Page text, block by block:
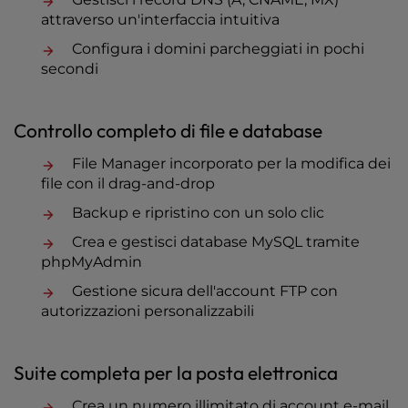
attraverso un'interfaccia intuitiva
Configura i domini parcheggiati in pochi
secondi
Controllo completo di file e database
File Manager incorporato per la modifica dei
file con il drag-and-drop
Backup e ripristino con un solo clic
Crea e gestisci database MySQL tramite
phpMyAdmin
Gestione sicura dell'account FTP con
autorizzazioni personalizzabili
Suite completa per la posta elettronica